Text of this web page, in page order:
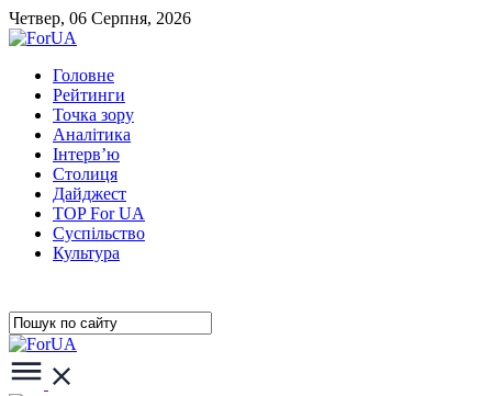
Четвер, 06 Серпня, 2026
Головне
Рейтинги
Точка зору
Аналітика
Інтерв’ю
Столиця
Дайджест
TOP For UA
Суспiльство
Культура